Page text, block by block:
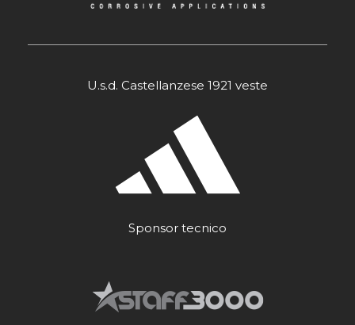
U.s.d. Castellanzese 1921 veste
Sponsor tecnico